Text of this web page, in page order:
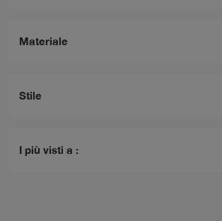
Materiale
Stile
I più visti a :